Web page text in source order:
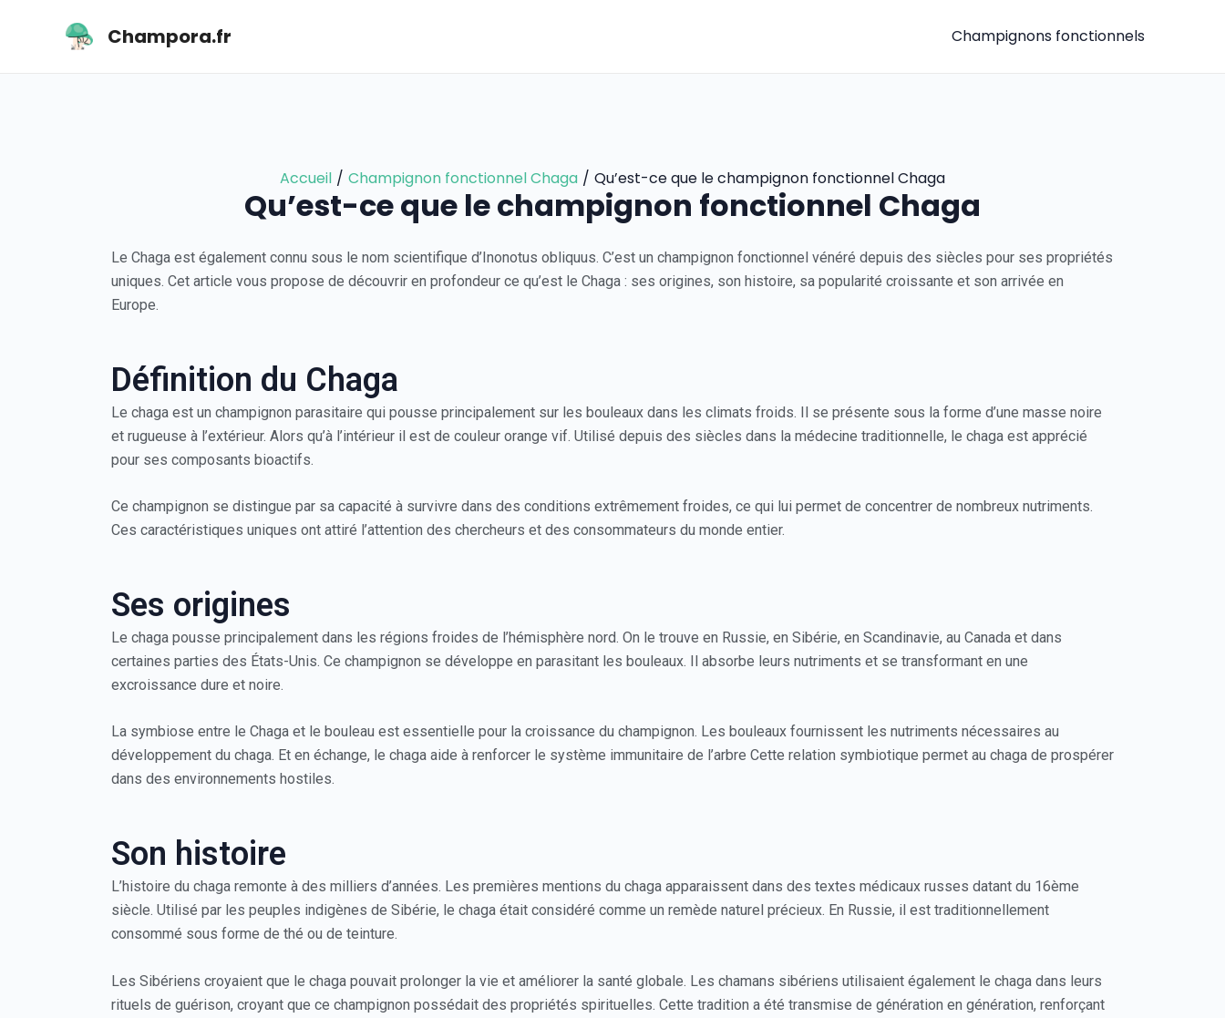
Champora.fr Champignons fonctionnels
Accueil Champignon fonctionnel Chaga Qu’est-ce que le champignon fonctionnel Chaga
Qu’est-ce que le champignon fonctionnel Chaga
Le Chaga est également connu sous le nom scientifique d’Inonotus obliquus. C’est un champignon fonctionnel vénéré depuis des siècles pour ses propriétés
uniques. Cet article vous propose de découvrir en profondeur ce qu’est le Chaga : ses origines, son histoire, sa popularité croissante et son arrivée en
Europe.
Définition du Chaga
Le chaga est un champignon parasitaire qui pousse principalement sur les bouleaux dans les climats froids. Il se présente sous la forme d’une masse noire
et rugueuse à l’extérieur. Alors qu’à l’intérieur il est de couleur orange vif. Utilisé depuis des siècles dans la médecine traditionnelle, le chaga est apprécié
pour ses composants bioactifs.
Ce champignon se distingue par sa capacité à survivre dans des conditions extrêmement froides, ce qui lui permet de concentrer de nombreux nutriments.
Ces caractéristiques uniques ont attiré l’attention des chercheurs et des consommateurs du monde entier.
Ses origines
Le chaga pousse principalement dans les régions froides de l’hémisphère nord. On le trouve en Russie, en Sibérie, en Scandinavie, au Canada et dans
certaines parties des États-Unis. Ce champignon se développe en parasitant les bouleaux. Il absorbe leurs nutriments et se transformant en une
excroissance dure et noire.
La symbiose entre le Chaga et le bouleau est essentielle pour la croissance du champignon. Les bouleaux fournissent les nutriments nécessaires au
développement du chaga. Et en échange, le chaga aide à renforcer le système immunitaire de l’arbre Cette relation symbiotique permet au chaga de prospérer
dans des environnements hostiles.
Son histoire
L’histoire du chaga remonte à des milliers d’années. Les premières mentions du chaga apparaissent dans des textes médicaux russes datant du 16ème
siècle. Utilisé par les peuples indigènes de Sibérie, le chaga était considéré comme un remède naturel précieux. En Russie, il est traditionnellement
consommé sous forme de thé ou de teinture.
Les Sibériens croyaient que le chaga pouvait prolonger la vie et améliorer la santé globale. Les chamans sibériens utilisaient également le chaga dans leurs
rituels de guérison, croyant que ce champignon possédait des propriétés spirituelles. Cette tradition a été transmise de génération en génération, renforçant
des